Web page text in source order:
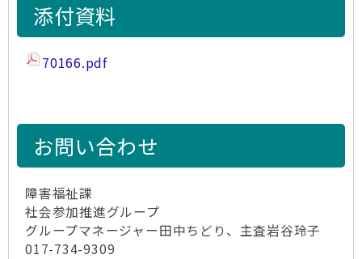
添付資料
70166.pdf
お問い合わせ
障害福祉課
社会参加推進グループ
グループマネージャー田中ちどり、主査岩谷玲子
017-734-9309